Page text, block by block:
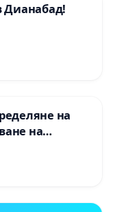
Дианабад!
на
на
възел АМ
- к.к.